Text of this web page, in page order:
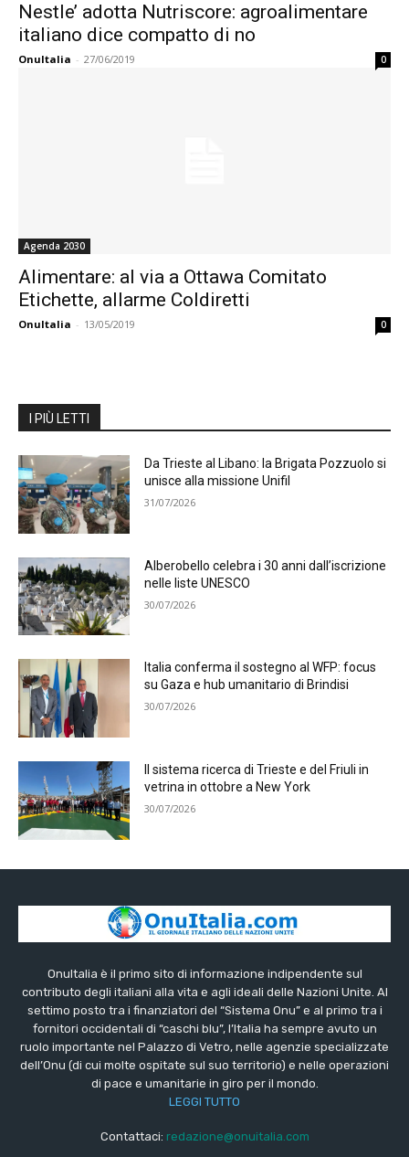
Nestle’ adotta Nutriscore: agroalimentare
italiano dice compatto di no
OnuItalia - 27/06/2019 0
Agenda 2030
Alimentare: al via a Ottawa Comitato
Etichette, allarme Coldiretti
OnuItalia - 13/05/2019 0
I PIÙ LETTI
Da Trieste al Libano: la Brigata Pozzuolo si
unisce alla missione Unifil
31/07/2026
Alberobello celebra i 30 anni dall’iscrizione
nelle liste UNESCO
30/07/2026
Italia conferma il sostegno al WFP: focus
su Gaza e hub umanitario di Brindisi
30/07/2026
Il sistema ricerca di Trieste e del Friuli in
vetrina in ottobre a New York
30/07/2026
OnuItalia è il primo sito di informazione indipendente sul
contributo degli italiani alla vita e agli ideali delle Nazioni Unite. Al
settimo posto tra i finanziatori del “Sistema Onu” e al primo tra i
fornitori occidentali di “caschi blu”, l’Italia ha sempre avuto un
ruolo importante nel Palazzo di Vetro, nelle agenzie specializzate
dell’Onu (di cui molte ospitate sul suo territorio) e nelle operazioni
di pace e umanitarie in giro per il mondo.
LEGGI TUTTO
Contattaci: redazione@onuitalia.com